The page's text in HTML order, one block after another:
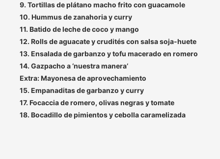
9. Tortillas de plátano macho frito con guacamole
10. Hummus de zanahoria y curry
11. Batido de leche de coco y mango
12. Rolls de aguacate y crudités con salsa soja-huete
13. Ensalada de garbanzo y tofu macerado en romero
14. Gazpacho a ‘nuestra manera’
Extra: Mayonesa de aprovechamiento
15. Empanaditas de garbanzo y curry
17. Focaccia de romero, olivas negras y tomate
18. Bocadillo de pimientos y cebolla caramelizada